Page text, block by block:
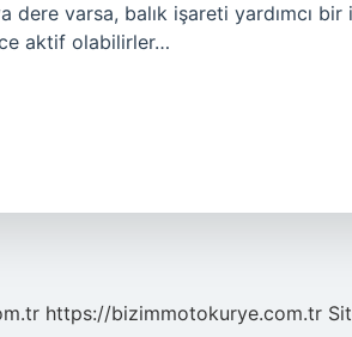
dere varsa, balık işareti yardımcı bir
aktif olabilirler…
https://bizimmotokurye.com.tr